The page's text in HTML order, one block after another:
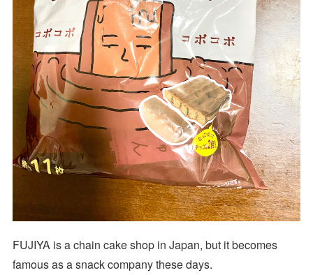
FUJIYA is a chain cake shop in Japan, but it becomes
famous as a snack company these days.